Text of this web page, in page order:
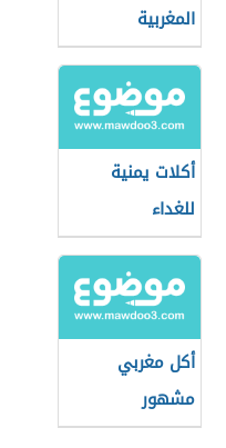
المغربية
أكلات يمنية
للغداء
أكل مغربي
مشهور